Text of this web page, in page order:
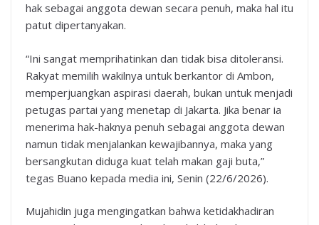
hak sebagai anggota dewan secara penuh, maka hal itu
patut dipertanyakan.
“Ini sangat memprihatinkan dan tidak bisa ditoleransi.
Rakyat memilih wakilnya untuk berkantor di Ambon,
memperjuangkan aspirasi daerah, bukan untuk menjadi
petugas partai yang menetap di Jakarta. Jika benar ia
menerima hak-haknya penuh sebagai anggota dewan
namun tidak menjalankan kewajibannya, maka yang
bersangkutan diduga kuat telah makan gaji buta,”
tegas Buano kepada media ini, Senin (22/6/2026).
Mujahidin juga mengingatkan bahwa ketidakhadiran